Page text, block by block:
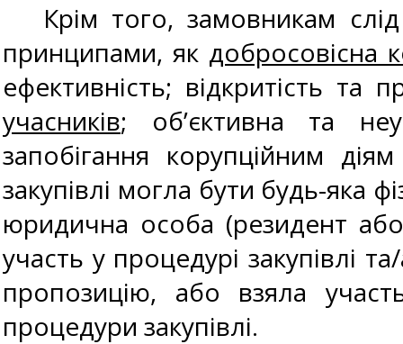
Крім того, замовникам слід
принципами, як добросовісна
ефективність; відкритість та
учасників; об’єктивна та
запобігання корупційним
закупівлі могла бути будь-яка
юридична особа (резидент
участь у процедурі закупівлі
пропозицію, або взяла
процедури закупівлі.